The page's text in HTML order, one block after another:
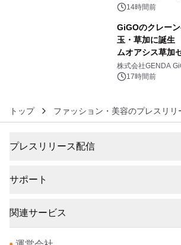
ンズ14時間前
GiGOのクレー
玉・草加に誕生
ムオアシス草加
2026年8月7日(
ン
株式会社GENDA
17時間前
トップ ファッション・美容のプレスリリ
プレスリリース配信
サポート
関連サービス